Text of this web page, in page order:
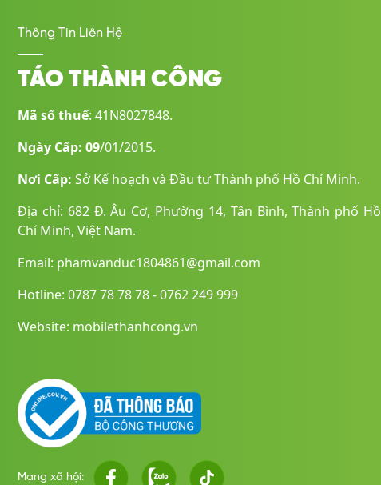
Thông Tin Liên Hệ
TÁO THÀNH CÔNG
Mã số thuế: 41N8027848.
Ngày Cấp: 09/01/2015.
Nơi Cấp: Sở Kế hoạch và Đầu tư Thành phố Hồ Chí Minh.
Địa chỉ: 682 Đ. Âu Cơ, Phường 14, Tân Bình, Thành phố Hồ
Chí Minh, Việt Nam.
Email: phamvanduc1804861@gmail.com
Hotline: 0787 78 78 78 - 0762 249 999
Website: mobilethanhcong.vn
Mạng xã hội: